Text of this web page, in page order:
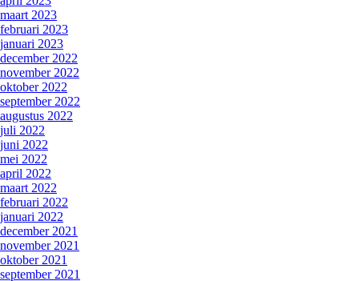
maart 2023
februari 2023
januari 2023
december 2022
november 2022
oktober 2022
september 2022
augustus 2022
juli 2022
juni 2022
mei 2022
april 2022
maart 2022
februari 2022
januari 2022
december 2021
november 2021
oktober 2021
september 2021